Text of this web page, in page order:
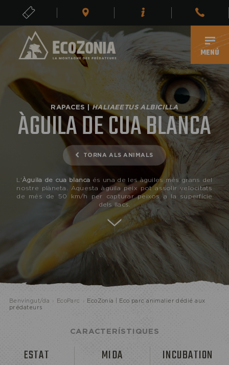
CA
MENÚ
ENTRADES
RAPACES |HALIAEETUS ALBICILLA
ÀGUILA DE CUA BLANCA
TORNA ALS ANIMALS
L'Àguila de cua blanca és una de les àguiles més grans del
nostre plàneta. Aquesta àguila peix pot assolir velocitats
de més de 50 km/h per capturar peixos a la superfície
dels llacs.
Benvingut/da › EcoParc ›
EcoZonia | Eco parc animalier dédié aux
prédateurs
CARACTERÍSTIQUES
ESTAT MIDA INCUBATION
ECOPARC